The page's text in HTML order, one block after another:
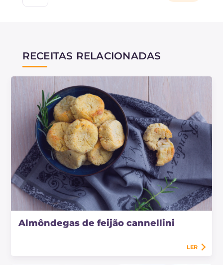
RECEITAS RELACIONADAS
Almôndegas de feijão cannellini
LER